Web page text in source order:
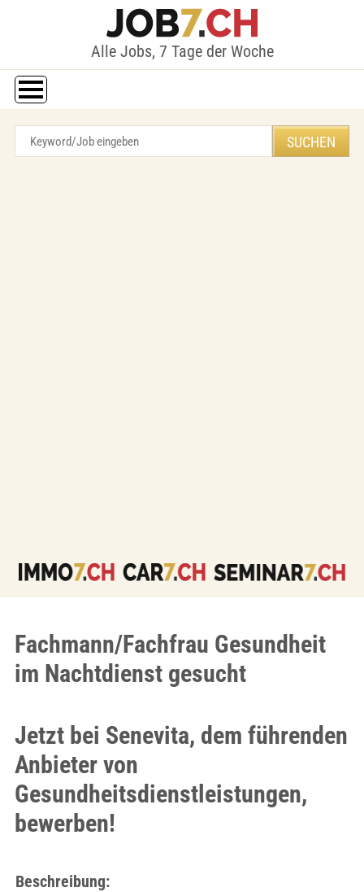
Alle Jobs, 7 Tage der Woche
Fachmann/Fachfrau Gesundheit
im Nachtdienst gesucht
Jetzt bei Senevita, dem führenden
Anbieter von
Gesundheitsdienstleistungen,
bewerben!
Beschreibung: